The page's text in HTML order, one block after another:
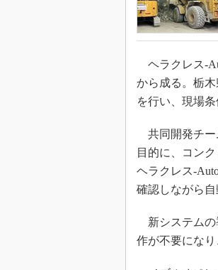
ヘラクレス-
から成る。栃
を行い、現場
共同開発チー
目的に、コン
ヘラクレス-
確認しながら自
新システムの
作が不要になり